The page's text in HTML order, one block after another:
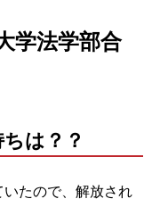
学法学部合
は？？
たので、解放され